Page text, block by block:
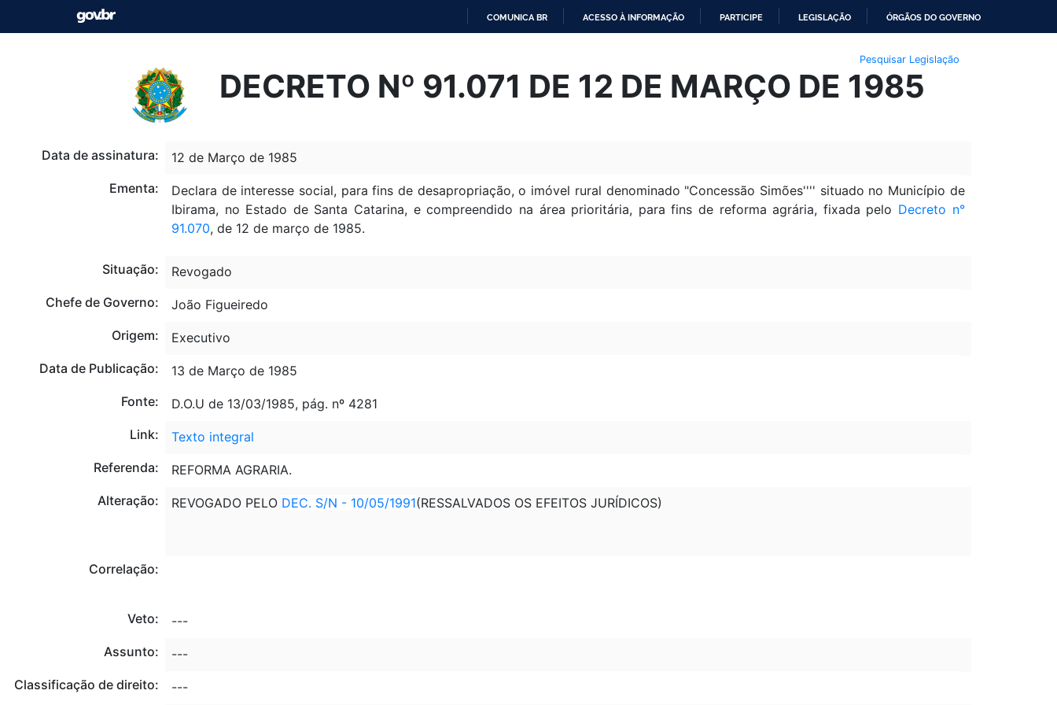
CONTEÚDO
COMUNICA BR ACESSO À INFORMAÇÃO PARTICIPE LEGISLAÇÃO ÓRGÃOS DO GOVERNO
Pesquisar Legislação
DECRETO Nº 91.071 DE 12 DE MARÇO DE 1985
Data de assinatura:
12 de Março de 1985
Ementa:
Declara de interesse social, para fins de desapropriação, o imóvel rural denominado "Concessão Simões'''' situado no Município de
Ibirama, no Estado de Santa Catarina, e compreendido na área prioritária, para fins de reforma agrária, fixada pelo Decreto n°
91.070, de 12 de março de 1985.
Situação:
Revogado
Chefe de Governo:
João Figueiredo
Origem:
Executivo
Data de Publicação:
13 de Março de 1985
Fonte:
D.O.U de 13/03/1985, pág. nº 4281
Link:
Texto integral
Referenda:
REFORMA AGRARIA.
Alteração:
REVOGADO PELO DEC. S/N - 10/05/1991(RESSALVADOS OS EFEITOS JURÍDICOS)
Correlação:
Veto:
---
Assunto:
---
Classificação de direito:
---